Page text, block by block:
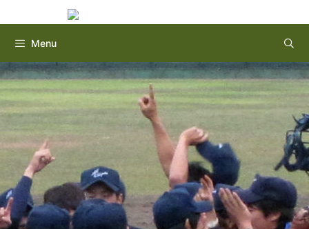
ン
ン
ツ
へ
ス
キ
ッ
Menu